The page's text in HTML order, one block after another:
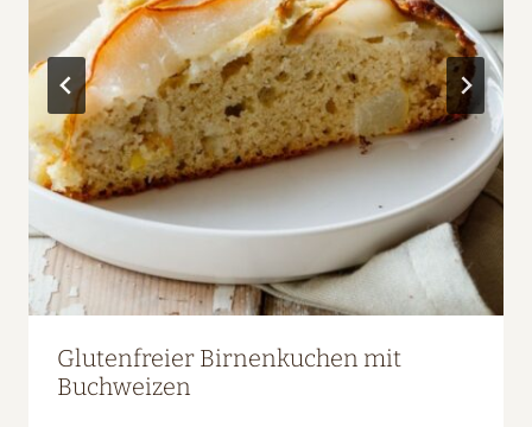
Glutenfreier Birnenkuchen mit
Buchweizen